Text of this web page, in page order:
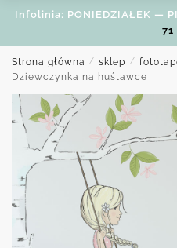
Infolinia: PONIEDZIAŁEK —
71
Strona główna / sklep /
Dziewczynka na huśtawce